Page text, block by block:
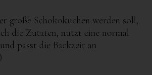
große Schokokuchen werden soll,
die Zutaten, nutzt eine normal
passt die Backzeit an